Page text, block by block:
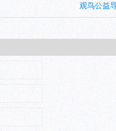
观鸟公益